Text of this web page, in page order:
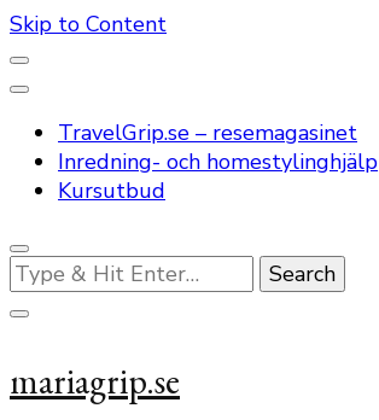
Skip to Content
TravelGrip.se – resemagasinet
Inredning- och homestylinghjälp
Kursutbud
Looking
for
Something?
mariagrip.se